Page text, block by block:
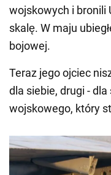
wojskowych i bronili
skalę. W maju
bojowej.
Teraz jego ojciec
dla siebie, drugi -
wojskowego, który